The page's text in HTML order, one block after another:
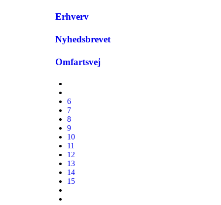
Erhverv
Nyhedsbrevet
Omfartsvej
6
7
8
9
10
11
12
13
14
15